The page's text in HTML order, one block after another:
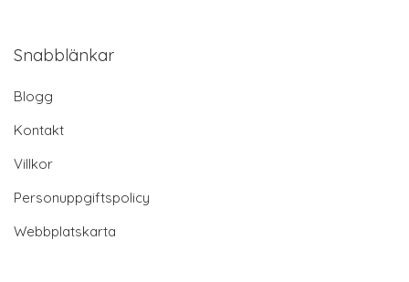
Snabblänkar
Blogg
Kontakt
Villkor
Personuppgiftspolicy
Webbplatskarta